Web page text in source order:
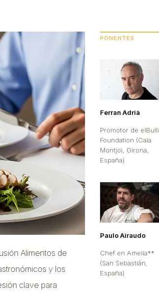
Alimentos de
y los
clave para
PONENTES
Ferran Adrià
Promotor de elBulli
Foundation (Cala
Montjoi, Girona,
España)
Paulo Airaudo
Chef en Amelia**
(San Sebastián,
España)